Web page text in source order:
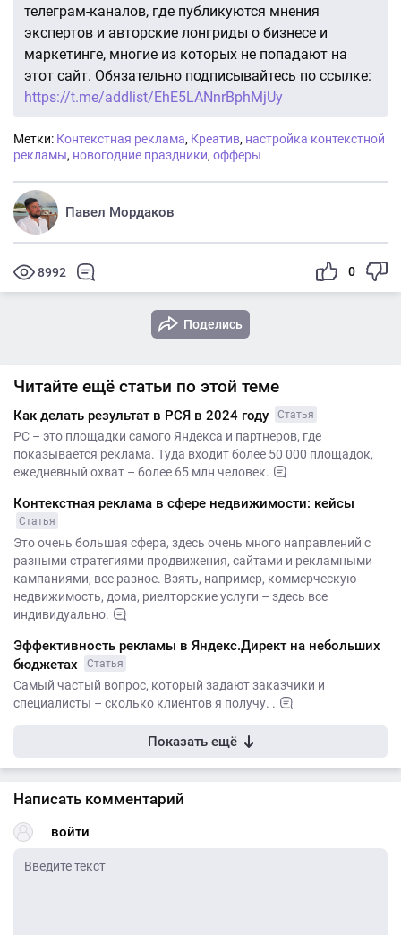
телеграм-каналов, где публикуются мнения
экспертов и авторские лонгриды о бизнесе и
маркетинге, многие из которых не попадают на
этот сайт. Обязательно подписывайтесь по ссылке:
https://t.me/addlist/EhE5LANnrBphMjUy
Метки: Контекстная реклама, Креатив, настройка контекстной
рекламы, новогодние праздники, офферы
Павел Мордаков
8992 0
Поделись
Читайте ещё статьи по этой теме
Как делать результат в РСЯ в 2024 году Статья
РС – это площадки самого Яндекса и партнеров, где
показывается реклама. Туда входит более 50 000 площадок,
ежедневный охват – более 65 млн человек.
Контекстная реклама в сфере недвижимости: кейсы
Статья
Это очень большая сфера, здесь очень много направлений с
разными стратегиями продвижения, сайтами и рекламными
кампаниями, все разное. Взять, например, коммерческую
недвижимость, дома, риелторские услуги – здесь все
индивидуально.
Эффективность рекламы в Яндекс.Директ на небольших
бюджетах
Статья
Самый частый вопрос, который задают заказчики и
специалисты – сколько клиентов я получу. .
Показать ещё
Написать комментарий
войти